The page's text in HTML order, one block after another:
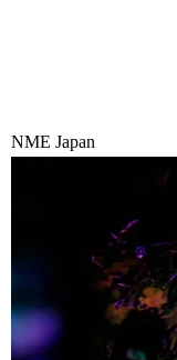
NME Japan